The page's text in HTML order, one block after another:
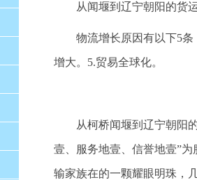
从闻堰到辽宁朝阳的货
物流增长原因有以下5
增大。5.贸易全球化。
从柯桥闻堰到辽宁朝阳
壹、服务地壹、信誉地壹”
输家族在的一颗耀眼明珠，